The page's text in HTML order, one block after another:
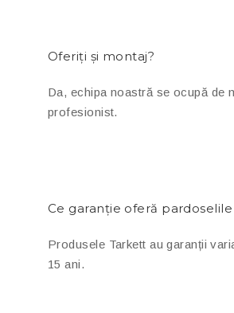
Oferiți și montaj?
Da, echipa noastră se ocupă de
profesionist.
Ce garanție oferă
Produsele Tarkett au garanții
15 ani.